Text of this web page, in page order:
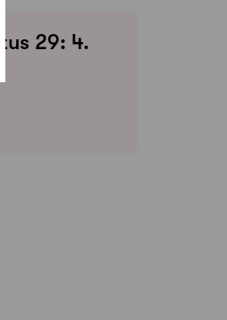
29: 4.